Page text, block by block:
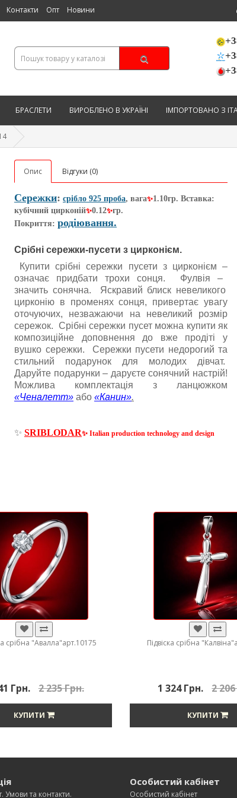
Контакти Опт Новини
БРАСЛЕТИ ВИРОБЛЕНО В УКРАЇНІ ІМПОРТОВАНО З
Опис Відгуки (0)
Сережки: срібло 925 проба, вага✨1.10гр. Вставка:
кубічний цирконій✨0.12✨гр.
Покриття: родіювання.
Срібні сережки-пусети з цирконієм.
Купити срібні сережки пусети з цирконієм –
означає придбати трохи сонця. Фулвія –
значить сонячна. Яскравий блиск невеликого
цирконію в променях сонця, привертає увагу
оточуючих, незважаючи на невеликий розмір
сережок. Срібні сережки пусет можна купити як
композиційне доповнення до вже продіті у
вушко сережки. Сережки пусети недорогий та
стильний подарунок для молодих дівчат.
Даруйте подарунки– даруєте сонячний настрій!
Можлива комплектація з ланцюжком
«Ченалетт» або «Канин».
✨ SRIBLODAR✨ Italian production technology and design
срібна "Авалла"арт.10175
Грн. 2 235 Грн.
КУПИТИ
Підвіска срібна
1 324 Грн. 2
КУПИТИ
Умови та контакти.
Особистий кабінет
Особистий кабінет